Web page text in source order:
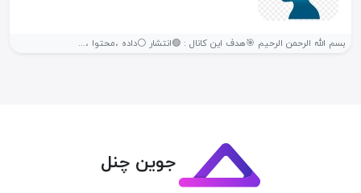
بسم الله الرحمن الرحیم 🎯هدف این کانال : 🟢انتشار ⚪داده ،محتوا ،...
جوین چنل